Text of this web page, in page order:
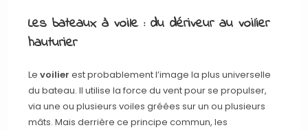
Les bateaux à voile : du dériveur au voilier
hauturier
Levoilier est probablement l’image la plus universelle
du bateau. Il utilise la force du vent pour se propulser,
via une ou plusieurs voiles gréées sur un ou plusieurs
mâts. Mais derrière ce principe commun, les